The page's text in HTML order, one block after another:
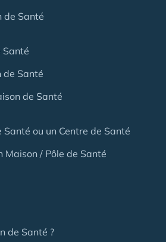
de Santé
Santé
de Santé
de Santé
Santé ou un Centre de Santé
Maison / Pôle de Santé
de Santé ?